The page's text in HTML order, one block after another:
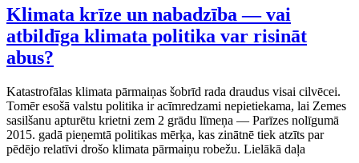
Klimata krīze un nabadzība — vai
atbildīga klimata politika var risināt
abus?
Katastrofālas klimata pārmaiņas šobrīd rada draudus visai cilvēcei.
Tomēr esošā valstu politika ir acīmredzami nepietiekama, lai Zemes
sasilšanu apturētu krietni zem 2 grādu līmeņa — Parīzes nolīgumā
2015. gadā pieņemtā politikas mērķa, kas zinātnē tiek atzīts par
pēdējo relatīvi drošo klimata pārmaiņu robežu. Lielākā daļa